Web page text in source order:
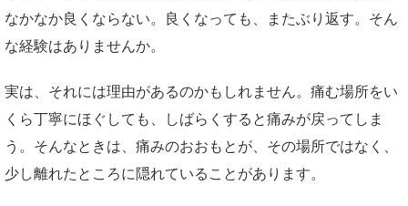
なかなか良くならない。良くなっても、またぶり返す。そん
な経験はありませんか。
実は、それには理由があるのかもしれません。痛む場所をい
くら丁寧にほぐしても、しばらくすると痛みが戻ってしま
う。そんなときは、痛みのおおもとが、その場所ではなく、
少し離れたところに隠れていることがあります。